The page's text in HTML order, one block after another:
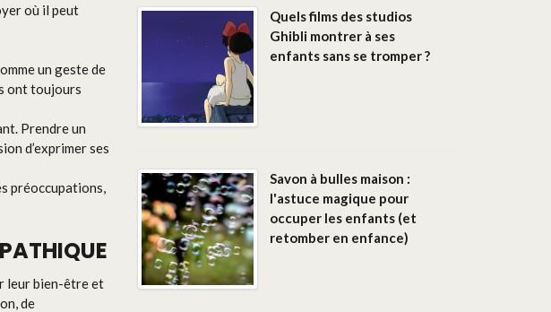
où il peut
un geste de
ont toujours
Prendre un
d’exprimer ses
préoccupations,
leur bien-être et
de
Quels films des studios
Ghibli montrer à ses
enfants sans se tromper ?
Savon à bulles maison :
l'astuce magique pour
occuper les enfants (et
retomber en enfance)